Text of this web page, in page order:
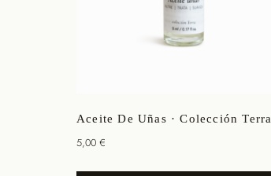
Aceite De Uñas · Colección Terra
5,00 €